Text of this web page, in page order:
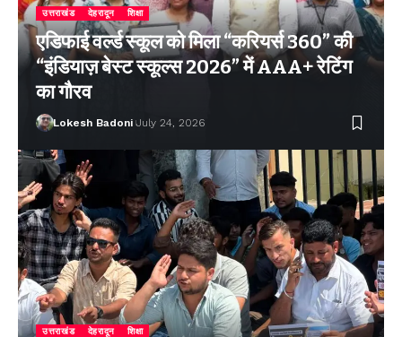
उत्तराखंड देहरादून शिक्षा
एडिफाई वर्ल्ड स्कूल को मिला “करियर्स 360” की
“इंडियाज़ बेस्ट स्कूल्स 2026” में AAA+ रेटिंग
का गौरव
Lokesh Badoni July 24, 2026
उत्तराखंड देहरादून शिक्षा